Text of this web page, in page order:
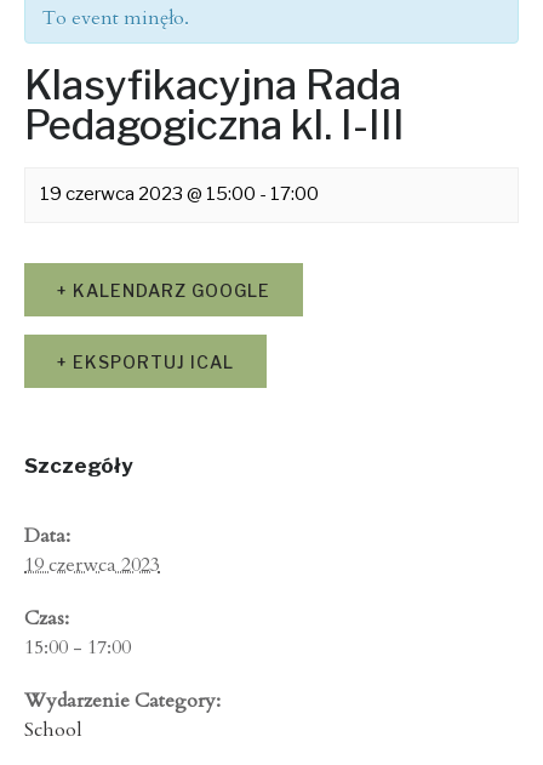
To event minęło.
Klasyfikacyjna Rada
Pedagogiczna kl. I-III
19 czerwca 2023 @ 15:00 - 17:00
+ KALENDARZ GOOGLE
+ EKSPORTUJ ICAL
Szczegóły
Data:
19 czerwca 2023
Czas:
15:00 - 17:00
Wydarzenie Category:
School